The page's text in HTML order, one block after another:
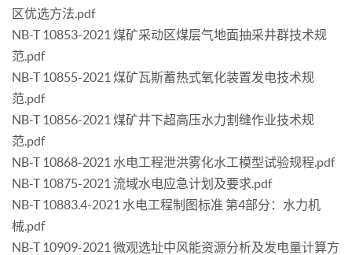
区优选方法.pdf
NB-T 10853-2021 煤矿采动区煤层气地面抽采井群技术规
范.pdf
NB-T 10855-2021 煤矿瓦斯蓄热式氧化装置发电技术规
范.pdf
NB-T 10856-2021 煤矿井下超高压水力割缝作业技术规
范.pdf
NB-T 10868-2021 水电工程泄洪雾化水工模型试验规程.pdf
NB-T 10875-2021 流域水电应急计划及要求.pdf
NB-T 10883.4-2021 水电工程制图标准 第4部分：水力机
械.pdf
NB-T 10909-2021 微观选址中风能资源分析及发电量计算方